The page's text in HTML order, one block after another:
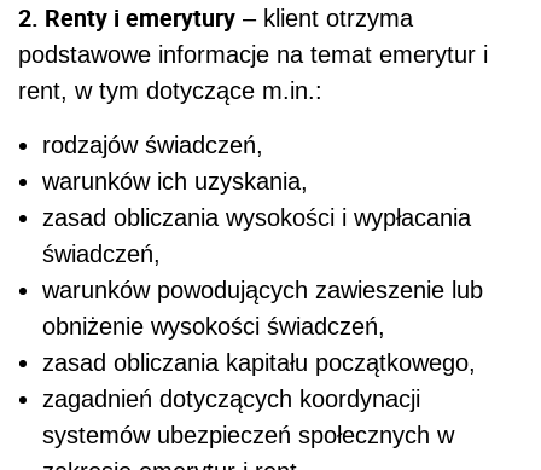
2. Renty i emerytury – klient otrzyma
podstawowe informacje na temat emerytur i
rent, w tym dotyczące m.in.:
rodzajów świadczeń,
warunków ich uzyskania,
zasad obliczania wysokości i wypłacania
świadczeń,
warunków powodujących zawieszenie lub
obniżenie wysokości świadczeń,
zasad obliczania kapitału początkowego,
zagadnień dotyczących koordynacji
systemów ubezpieczeń społecznych w